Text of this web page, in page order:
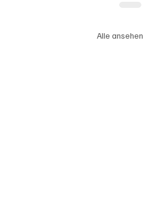
Alle ansehen